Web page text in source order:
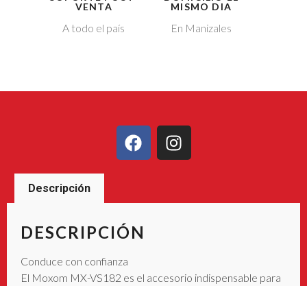
VENTA
A todo el país
MISMO DIA
En Manizales
Descripción
DESCRIPCIÓN
Conduce con confianza
El Moxom MX-VS182 es el accesorio indispensable para